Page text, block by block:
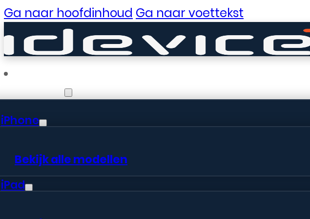
Ga naar hoofdinhoud Ga naar voettekst
iPhone
Bekijk alle modellen
iPad
Er zijn geweldige
Er is iets moois in het vooruitzicht! Onze winkel